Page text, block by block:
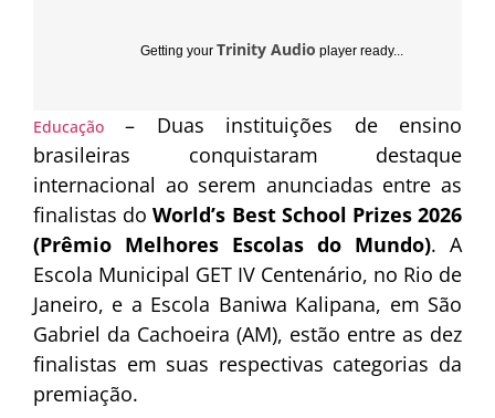
Getting your Trinity Audio player ready...
Educação
– Duas instituições de ensino
brasileiras conquistaram destaque
internacional ao serem anunciadas entre as
finalistas doWorld’s Best School Prizes 2026
(Prêmio Melhores Escolas do Mundo). A
Escola Municipal GET IV Centenário, no Rio de
Janeiro, e a Escola Baniwa Kalipana, em São
Gabriel da Cachoeira (AM), estão entre as dez
finalistas em suas respectivas categorias da
premiação.